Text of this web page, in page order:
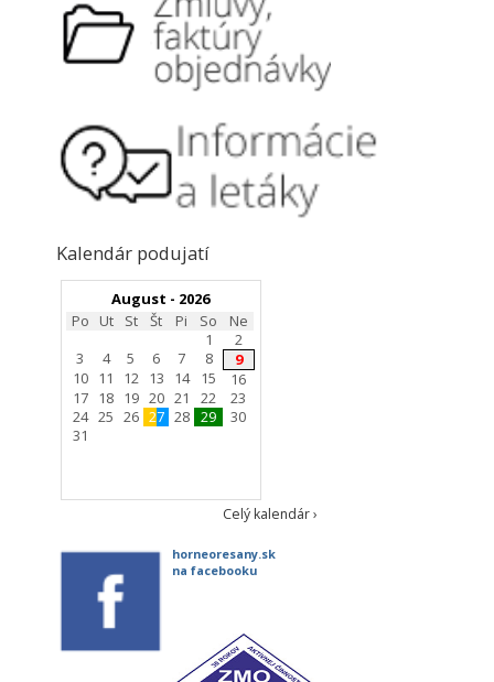
Kalendár podujatí
August - 2026
Po
Ut St Št Pi So
Ne
1
2
3
4 5 6 7 8
9
10 11 12 13 14 15
16
17 18 19 20 21 22
23
24 25 26 27 28 29
30
31
Celý kalendár ›
horneoresany.sk
na facebooku